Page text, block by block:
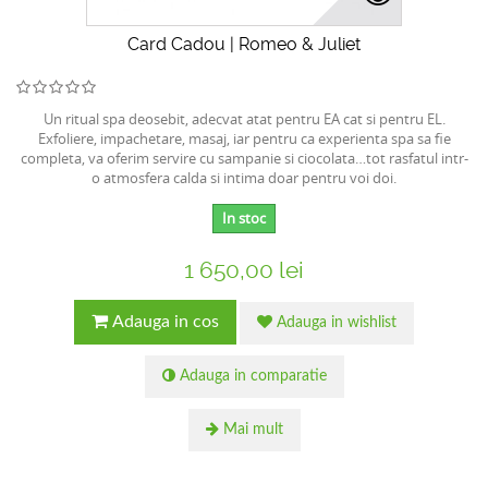
Card Cadou | Romeo & Juliet
Un ritual spa deosebit, adecvat atat pentru EA cat si pentru EL.
Exfoliere, impachetare, masaj, iar pentru ca experienta spa sa fie
completa, va oferim servire cu sampanie si ciocolata…tot rasfatul intr-
o atmosfera calda si intima doar pentru voi doi.
In stoc
1 650,00 lei
Adauga in cos Adauga in wishlist
Adauga in comparatie
Mai mult